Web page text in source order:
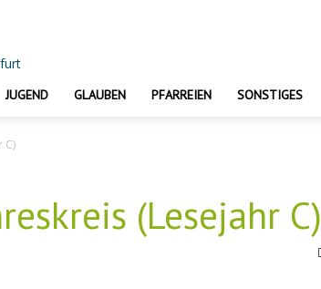
JUGEND GLAUBEN PFARREIEN SONSTIGES
C)
(Lesejahr C)